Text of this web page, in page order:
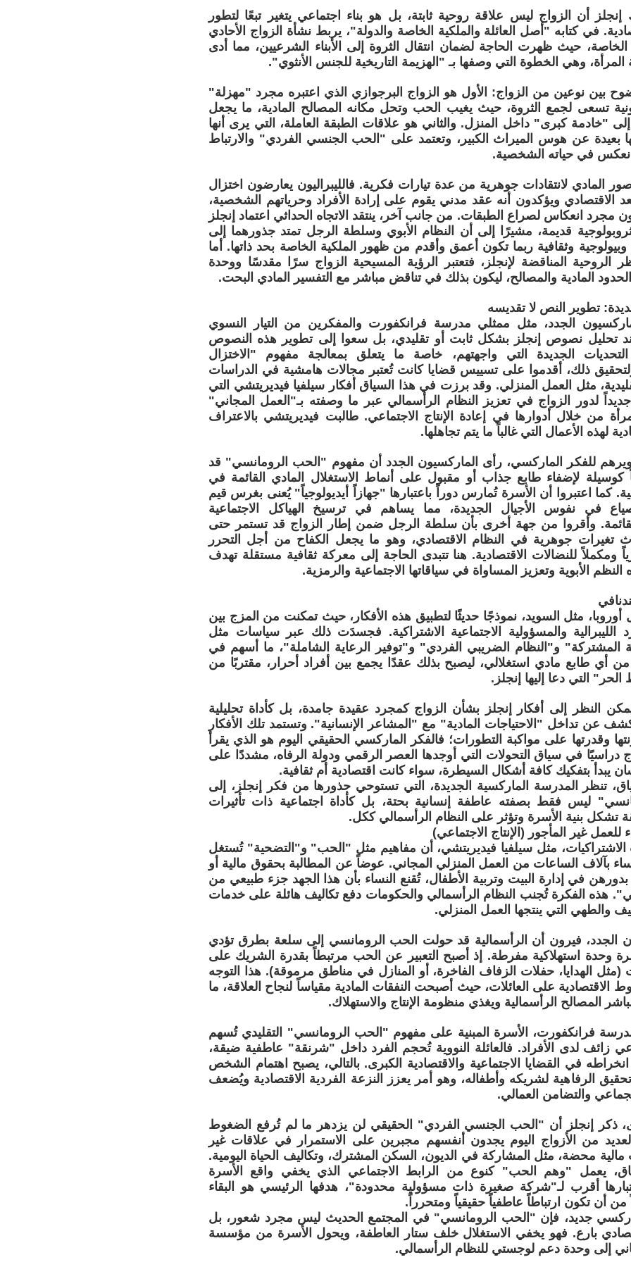
إنجلز أن الزواج ليس علاقة روحية ثابتة، بل هو بناء اجتماعي يتغير تبعًا لتطور
في كتابه "أصل العائلة والملكية الخاصة والدولة"، يربط نشأة الزواج الأحادي
الخاصة، حيث ظهرت الحاجة لضمان انتقال الثروة إلى الأبناء الشرعيين، مما أدى
المرأة، وهي الخطوة التي وصفها بـ "الهزيمة التاريخية للجنس الأنثوي".
بين نوعين من الزواج: الأول هو الزواج البرجوازي الذي اعتبره مجرد "مهزلة"
تسعى لجمع الثروة، حيث يغيب الحب وتحل مكانه المصالح المادية، ما يجعل
"خادمة كبرى" داخل المنزل. والثاني هو علاقات الطبقة العاملة، التي يرى أنها
بعيدة عن هوس الميراث الكبير، وتعتمد على "الحب الجنسي الفردي" والارتباط
في حياته الشخصية.
المادي لانتقادات جوهرية من عدة تيارات فكرية. فالليبراليون يعارضون اختزال
الاقتصادي ويؤكدون أنه عقد مدني يقوم على إرادة الأفراد وحرياتهم الشخصية،
مجرد انعكاس لصراع الطبقات. من جانب آخر، ينتقد الاتجاه الحداثي اعتماد إنجلز
قديمة، مشيرًا إلى أن النظام الأبوي وسلطة الرجل تمتد جذورهما إلى
وثقافية ربما تكون أعمق وأقدم من ظهور الملكية الخاصة بحد ذاتها. أما
الروحية المناقضة لإنجلز، فتعتبر الرؤية المسيحية الزواج سرًا مقدسًا ووحدة
المادية والمصالح، ليكون بذلك في تناقض مباشر مع التفسير المادي البحت.
تطوير النص لا تقديسه
الجدد، مثل ممثلي مدرسة فرانكفورت والمفكرين من التيار النسوي
تحليل نصوص إنجلز بشكل ثابت أو تقليدي، بل سعوا إلى تطوير هذه النصوص
الجديدة التي واجهتهم، خاصة ما يتعلق بمعالجة مفهوم "الاختزال
ذلك، أقدموا على تسييس قضايا كانت تُعتبر مجالات هامشية في الدراسات
مثل العمل المنزلي. وقد برزت في هذا السياق أفكار سيلفيا فيديريتشي التي
لدور الزواج في تعزيز النظام الرأسمالي عبر ما وصفته بـ"العمل المجاني"
من خلال أدوارها في إعادة الإنتاج الاجتماعي. طالبت فيديريتشي بالاعتراف
لهذه الأعمال التي غالباً ما يتم تجاهلها.
للفكر الماركسي، رأى الماركسيون الجدد أن مفهوم "الحب الرومانسي" قد
كوسيلة لإضفاء طابع جذاب أو مقبول على أنماط الاستغلال المادي القائمة في
كما اعتبروا أن الأسرة تُمارس دوراً باعتبارها "جهازاً أيديولوجياً" يُعنى بغرس قيم
في نفوس الأجيال الجديدة، مما يساهم في ترسيخ الهياكل الاجتماعية
القائمة. وأقروا من جهة أخرى بأن سلطة الرجل ضمن إطار الزواج قد تستمر حتى
جوهرية في النظام الاقتصادي، وهو ما يجعل الكفاح من أجل التحرر
ومكملاً للنضالات الاقتصادية. هنا تتبدى الحاجة إلى معركة ثقافية مستقلة تهدف
الأبوية وتعزيز المساواة في سياقاتها الاجتماعية والرمزية.
مثل السويد، نموذجًا حديثًا لتطبيق هذه الأفكار، حيث تمكنت من المزج بين
الليبرالية والمسؤولية الاجتماعية الاشتراكية. فجسدَت ذلك عبر سياسات مثل
المشتركة" و"النظام الضريبي الفردي" و"توفير الرعاية الشاملة"، ما أسهم في
من أي طابع مادي استغلالي، ليصبح بذلك عقدًا يجمع بين أفراد أحرار، مقتربًا من
الحر" التي دعا إليها إنجلز.
النظر إلى أفكار إنجلز بشأن الزواج كمجرد عقيدة جامدة، بل كأداة تحليلية
عن تداخل "الاحتياجات المادية" مع "المشاعر الإنسانية". وتستمد تلك الأفكار
وقدرتها على مواكبة التطورات؛ فالفكر الماركسي الحقيقي اليوم هو الذي يقرأ
دراسيًا في سياق التحولات التي أوجدها العصر الرقمي ودولة الرفاه، مشددًا على
يبدأ بتفكيك كافة أشكال السيطرة، سواء كانت اقتصادية أم ثقافية.
تنظر المدرسة الماركسية الجديدة، التي تستوحي جذورها من فكر إنجلز، إلى
ليس فقط بصفته عاطفة إنسانية بحتة، بل كأداة اجتماعية ذات تأثيرات
تشكل بنية الأسرة وتؤثر على النظام الرأسمالي ككل.
غير المأجور (الإنتاج الاجتماعي)
الاشتراكيات، مثل سيلفيا فيديريتشي، أن مفاهيم مثل "الحب" و"التضحية" تُستغل
بآلاف الساعات من العمل المنزلي المجاني. عوضاً عن المطالبة بحقوق مالية أو
في إدارة البيت وتربية الأطفال، تُقنع النساء بأن هذا الجهد جزء طبيعي من
هذه الفكرة تُجنب النظام الرأسمالي والحكومات دفع تكاليف هائلة على خدمات
والطهي التي ينتجها العمل المنزلي.
الجدد، فيرون أن الرأسمالية قد حولت الحب الرومانسي إلى سلعة بطرق تؤدي
وحدة استهلاكية مفرطة. إذ أصبح التعبير عن الحب مرتبطاً بقدرة الشريك على
(مثل الهدايا، حفلات الزفاف الفاخرة، أو المنازل في مناطق مرموقة). هذا التوجه
الاقتصادية على العائلات، حيث أصبحت النفقات المادية مقياساً لنجاح العلاقة، ما
المصالح الرأسمالية ويغذي منظومة الإنتاج والاستهلاك.
فرانكفورت، الأسرة المبنية على مفهوم "الحب الرومانسي" التقليدي تُسهم
لدى الأفراد. فالعائلة النووية تُحجم الفرد داخل "شرنقة" عاطفية ضيقة،
في القضايا الاجتماعية والاقتصادية الكبرى. بالتالي، يصبح اهتمام الشخص
الرفاهية لشريكه وأطفاله، وهو أمر يعزز النزعة الفردية الاقتصادية ويُضعف
والتضامن العمالي.
ذكر إنجلز أن "الحب الجنسي الفردي" الحقيقي لن يزدهر ما لم تُرفع الضغوط
من الأزواج اليوم يجدون أنفسهم مجبرين على الاستمرار في علاقات غير
محضة، مثل المشاركة في الديون، السكن المشترك، وتكاليف الحياة اليومية.
يعمل "وهم الحب" كنوع من الرابط الاجتماعي الذي يخفي واقع الأسرة
أقرب لـ"شركة صغيرة ذات مسؤولية محدودة"، هدفها الرئيسي هو البقاء
من أن تكون ارتباطاً عاطفياً حقيقياً ومتحرراً.
جديد، فإن "الحب الرومانسي" في المجتمع الحديث ليس مجرد شعور، بل
بارع. فهو يخفي الاستغلال خلف ستار العاطفة، ويحول الأسرة من مؤسسة
إلى وحدة دعم لوجستي للنظام الرأسمالي.